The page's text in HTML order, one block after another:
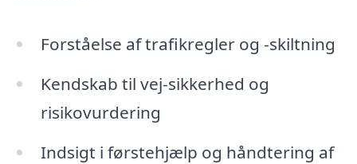
Forståelse af trafikregler og -skiltning
Kendskab til vej-sikkerhed og
risikovurdering
Indsigt i førstehjælp og håndtering af